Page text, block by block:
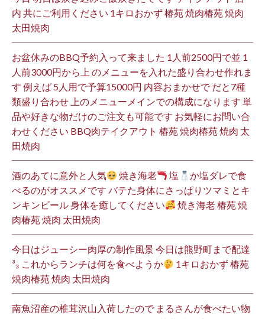
内 共にご利用ください 1キロおかず 椿苑 焼肉椿苑 焼肉
太田焼肉
お盆休みのBBQ予約入って来ました 1人前2500円で並 1
人前3000円から上 のメニューを入れた盛り合わせ作れま
す 例えば 5人用で予算15000円 内容おまかせで だと7種
類盛り合わせ 上のメニューメインでの構成になります 単
品や好きな物だけのご注文も可能です お気軽にお問い合
わせください BBQ肉テイクアウト 椿苑 焼肉椿苑 焼肉 太
田焼肉
酒のあてに意外と人気 焼き海老 塩
か塩ダレで食
べるのがオススメです バテた身体にさっぱりツマミとキ
ンキンビール 身体を癒してください
焼き海老 椿苑 焼
肉椿苑 焼肉 太田焼肉
今日はジューシー肉厚の制作風景 今日は熊野町まで配達
³₃ これからランチは何を食べようか
1キロおかず 椿苑
焼肉椿苑 焼肉 太田焼肉
南魚沼産の椎茸沢山入荷したので まるさんが食べたい物